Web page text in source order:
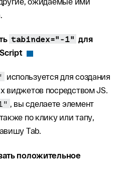
tabindex="-1" для
используется для создания
виджетов посредством JS.
, вы сделаете элемент
по клику или тапу,
Tab.
положительное